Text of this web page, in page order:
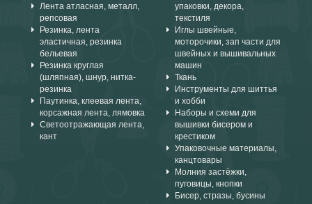
Лента атласная, металл,
репсовая
Резинка, лента
эластичная, резинка
бельевая
Резинка круглая
(шляпная), шнур, нитка-
резинка
Паутинка, клеевая лента,
корсажная лента, лямовка
Светоотражающая лента,
кант
упаковки, декора,
текстиля
Иглы швейные,
моторочики, зап части для
швейных и вышивальных
машин
Ткань
Инструменты для шиттья
и хобби
Наборы и схеми для
вышивки бисером и
крестиком
Упаковочные материалы,
канцтовары
Молния застёжки,
пуговицы, кнопки
Бисер, стразы, бусины